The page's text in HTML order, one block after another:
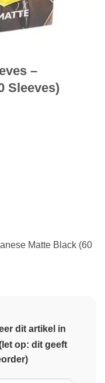
–
Sleeves)
Matte Black (60
dit artikel in
op: dit geeft